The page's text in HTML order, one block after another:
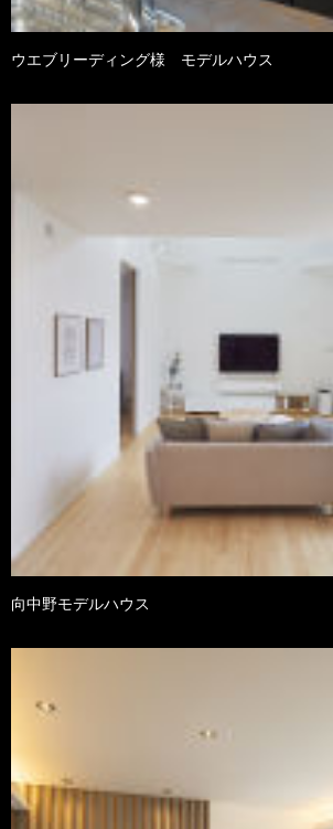
ウエブリーディング様 モデルハウス
向中野モデルハウス